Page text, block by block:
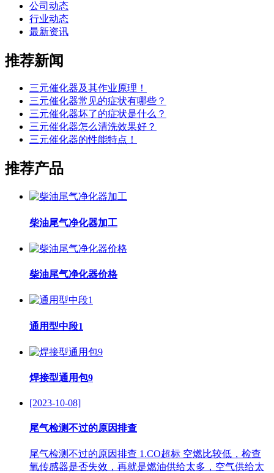
公司动态
行业动态
最新资讯
推荐新闻
三元催化器及其作业原理！
三元催化器常见的症状有哪些？
三元催化器坏了的症状是什么？
三元催化器怎么清洗效果好？
三元催化器的性能特点！
推荐产品
柴油尾气净化器加工
柴油尾气净化器价格
通用型中段1
焊接型通用包9
[2023-10-08]
尾气检测不过的原因排查
尾气检测不过的原因排查 1.CO超标 空燃比较低，检查
氧传感器是否失效，再就是燃油供给太多，空气供给太